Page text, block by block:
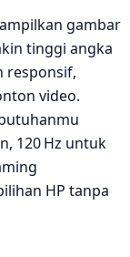
gambar
tinggi angka
responsif,
video.
120 Hz untuk
HP tanpa